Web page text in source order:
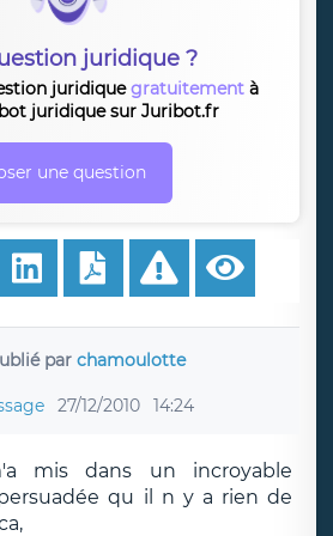
juridique ?
juridiquegratuitement à
juridique sur Juribot.fr
une question
par chamoulotte
27/12/2010 14:24
mis dans un incroyable
qu il n y a rien de